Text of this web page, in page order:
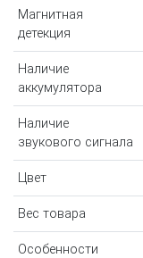
Магнитная
детекция
Наличие
аккумулятора
Наличие
звукового сигнала
Цвет
Вес товара
Особенности